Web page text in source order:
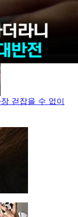
걷잡을 수 없이